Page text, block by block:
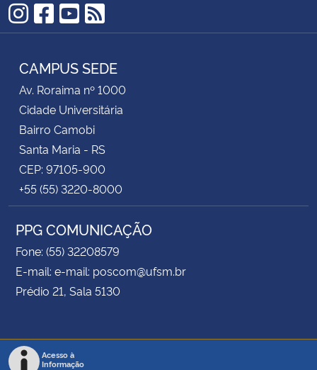
Instagram
Facebook
YouTube
RSS
CAMPUS SEDE
Av. Roraima nº 1000
Cidade Universitária
Bairro Camobi
Santa Maria - RS
CEP: 97105-900
+55 (55) 3220-8000
PPG COMUNICAÇÃO
Fone: (55) 32208579
E-mail: e-mail: poscom@ufsm.br
Prédio 21, Sala 5130
Acesso à
Informação